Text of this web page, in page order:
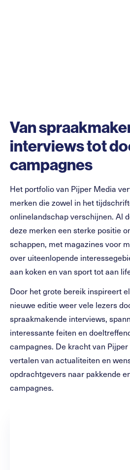
Van
interviews tot
campagnes
Het portfolio van Pijper Media
merken die zowel in het
onlinelandschap verschijnen. Al
deze merken een sterke positie
schappen, met magazines voor
over uiteenlopende
aan koken en van sport tot aan
Door het grote bereik inspireert
nieuwe editie weer vele lezers
spraakmakende interviews,
interessante feiten en
campagnes. De kracht van
vertalen van actualiteiten en
opdrachtgevers naar pakkende
campagnes.